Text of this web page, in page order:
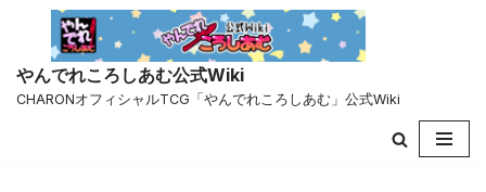
ン
テ
やんでれころしあむ公式Wiki
CHARONオフィシャルTCG「やんでれころしあむ」公式Wiki